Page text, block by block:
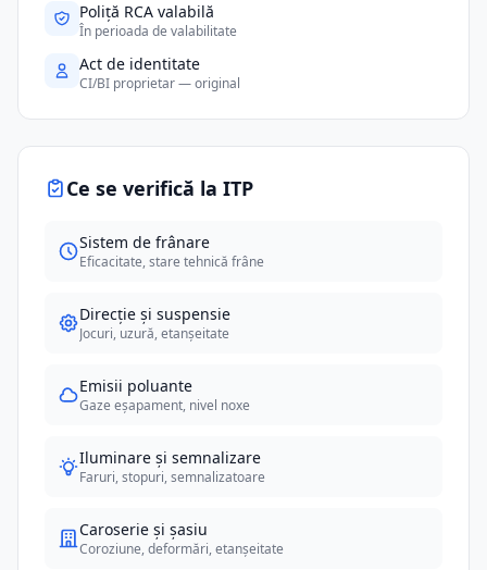
Poliță RCA valabilă
În perioada de valabilitate
Act de identitate
CI/BI proprietar — original
Ce se verifică la ITP
Sistem de frânare
Eficacitate, stare tehnică frâne
Direcție și suspensie
Jocuri, uzură, etanșeitate
Emisii poluante
Gaze eșapament, nivel noxe
Iluminare și semnalizare
Faruri, stopuri, semnalizatoare
Caroserie și șasiu
Coroziune, deformări, etanșeitate